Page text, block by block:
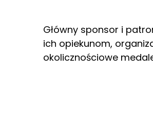
Główny sponsor i
ich opiekunom,
okolicznościowe